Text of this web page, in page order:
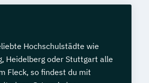
Hochschulstädte wie
Heidelberg oder Stuttgart alle
Fleck, so findest du mit